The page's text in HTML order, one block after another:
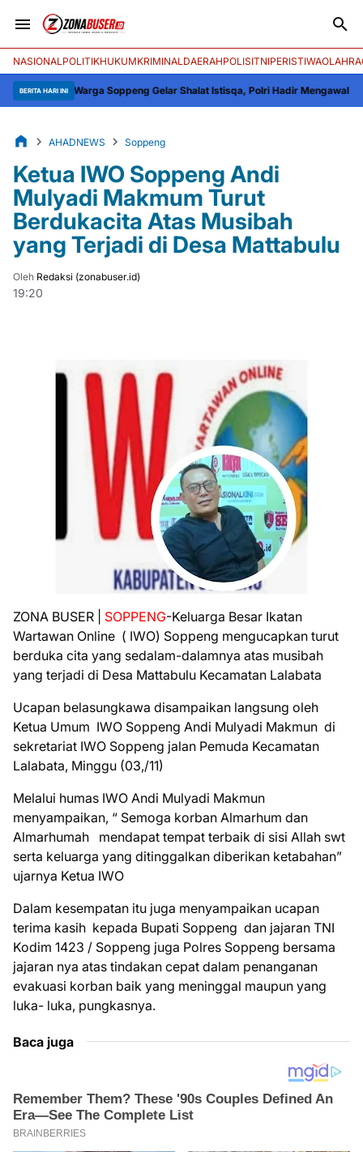
NASIONALPOLITIKHUKUMKRIMINALDAERAHPOLISITNIPERISTIWA
BERITA HARI INI
Warga Soppeng Gelar Shalat Istisqa, Polri Hadir Mengawal dan
AHADNEWS Soppeng
Ketua IWO Soppeng Andi
Mulyadi Makmum Turut
Berdukacita Atas Musibah
yang Terjadi di Desa Mattabulu
Oleh Redaksi (zonabuser.id)
19:20
ZONA BUSER | SOPPENG-Keluarga Besar Ikatan
Wartawan Online ( IWO) Soppeng mengucapkan turut
berduka cita yang sedalam-dalamnya atas musibah
yang terjadi di Desa Mattabulu Kecamatan Lalabata
Ucapan belasungkawa disampaikan langsung oleh
Ketua Umum IWO Soppeng Andi Mulyadi Makmun di
sekretariat IWO Soppeng jalan Pemuda Kecamatan
Lalabata, Minggu (03,/11)
Melalui humas IWO Andi Mulyadi Makmun
menyampaikan, “ Semoga korban Almarhum dan
Almarhumah mendapat tempat terbaik di sisi Allah swt
serta keluarga yang ditinggalkan diberikan ketabahan”
ujarnya Ketua IWO
Dalam kesempatan itu juga menyampaikan ucapan
terima kasih kepada Bupati Soppeng dan jajaran TNI
Kodim 1423 / Soppeng juga Polres Soppeng bersama
jajaran nya atas tindakan cepat dalam penanganan
evakuasi korban baik yang meninggal maupun yang
luka- luka, pungkasnya.
Baca juga